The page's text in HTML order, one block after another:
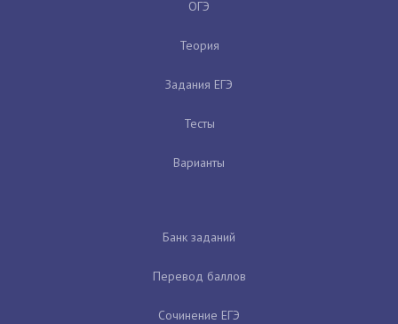
ОГЭ
Теория
Задания ЕГЭ
Тесты
Варианты
Банк заданий
Перевод баллов
Сочинение ЕГЭ